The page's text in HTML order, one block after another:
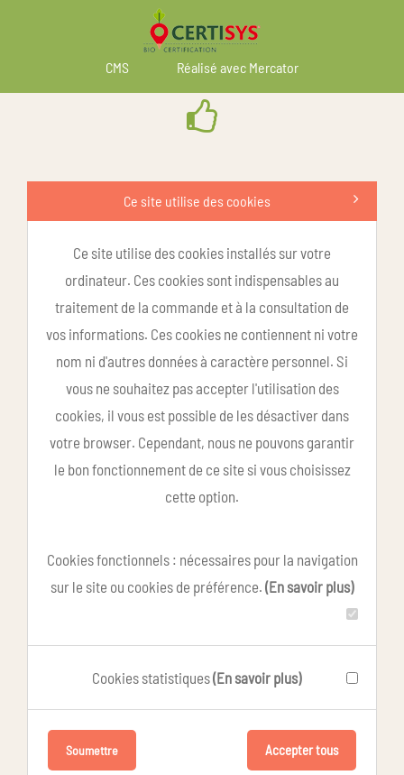
CMS Réalisé avec Mercator
Ce site utilise des cookies
Ce site utilise des cookies installés sur votre
ordinateur. Ces cookies sont indispensables au
traitement de la commande et à la consultation de
vos informations. Ces cookies ne contiennent ni votre
nom ni d'autres données à caractère personnel. Si
vous ne souhaitez pas accepter l'utilisation des
cookies, il vous est possible de les désactiver dans
votre browser. Cependant, nous ne pouvons garantir
le bon fonctionnement de ce site si vous choisissez
cette option.
Cookies fonctionnels : nécessaires pour la navigation
sur le site ou cookies de préférence. (En savoir plus)
Cookies statistiques(En savoir plus)
Soumettre Accepter tous